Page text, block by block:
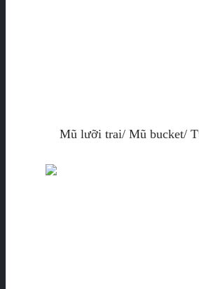
Mũ lưỡi trai/ Mũ bucket/